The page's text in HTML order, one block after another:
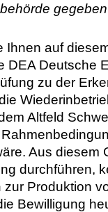
Ihnen auf
DEA Deutsche
zu der
Altfeld
Aus diesem
durchführen,
zur Produktion
Bewilligung